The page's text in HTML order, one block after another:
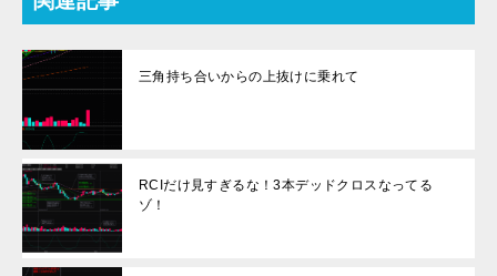
三角持ち合いからの上抜けに乗れて
RCIだけ見すぎるな！3本デッドクロスなってる
ゾ！